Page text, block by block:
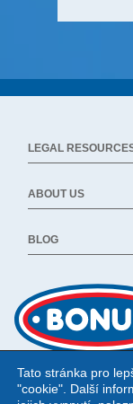
LEGAL
ABOUT US
BLOG
Tato stránka pro
"cookie". Další